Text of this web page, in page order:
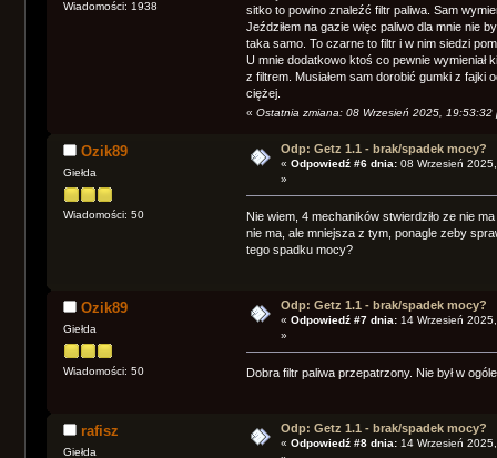
Wiadomości: 1938
sitko to powino znaleźć filtr paliwa. Sam
Jeździłem na gazie więc paliwo dla mnie nie
taka samo. To czarne to filtr i w nim siedzi
U mnie dodatkowo ktoś co pewnie wymieniał
z filtrem. Musiałem sam dorobić gumki z fajki
ciężej.
« Ostatnia zmiana: 08 Wrzesień 2025, 19:53:32
Ozik89
Giełda
Wiadomości: 50
Odp: Getz 1.1 - brak/spadek mocy?
«Odpowiedź #6 dnia: 08 Wrzesień
»
Nie wiem, 4 mechaników stwierdziło ze nie
nie ma, ale mniejsza z tym, ponagle zeby
tego spadku mocy?
Ozik89
Giełda
Wiadomości: 50
Odp: Getz 1.1 - brak/spadek mocy?
«Odpowiedź #7 dnia: 14 Wrzesień
»
Dobra filtr paliwa przepatrzony. Nie był w
rafisz
Giełda
Odp: Getz 1.1 - brak/spadek mocy?
«Odpowiedź #8 dnia: 14 Wrzesień